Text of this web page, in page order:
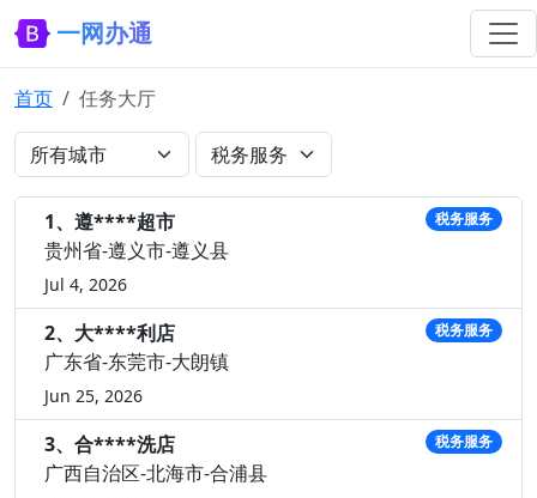
一网办通
首页 任务大厅
1、遵****超市
贵州省-遵义市-遵义县
Jul 4, 2026
税务服务
2、大****利店
广东省-东莞市-大朗镇
Jun 25, 2026
税务服务
3、合****洗店
广西自治区-北海市-合浦县
税务服务